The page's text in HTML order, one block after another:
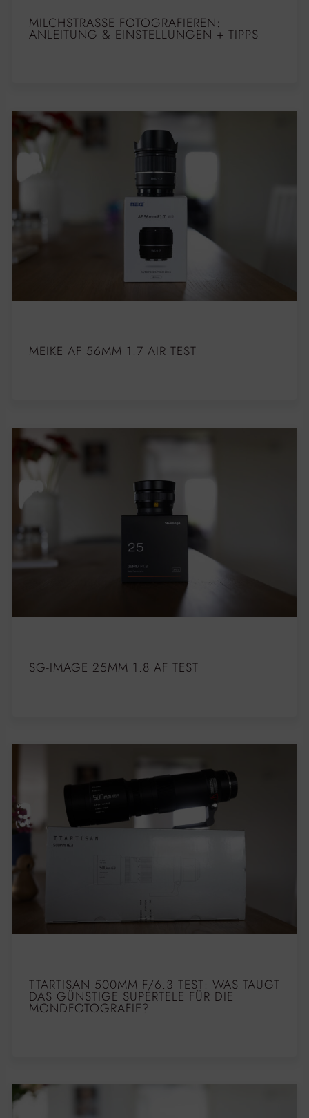
MILCHSTRASSE FOTOGRAFIEREN: A
NLEITUNG & EINSTELLUNGEN + TIPPS
MEIKE AF 56MM 1.7 AIR TEST
SG-IMAGE 25MM 1.8 AF TEST
TTARTISAN 500MM F/6.3 TEST: WAS TAUGT
DAS GÜNSTIGE SUPERTELE FÜR DIE
MONDFOTOGRAFIE?